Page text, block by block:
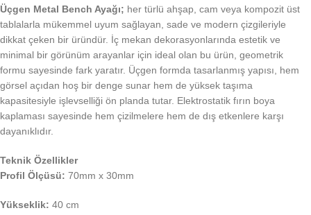
Üçgen Metal Bench Ayağı; her türlü ahşap, cam veya kompozit üst
tablalarla mükemmel uyum sağlayan, sade ve modern çizgileriyle
dikkat çeken bir üründür. İç mekan dekorasyonlarında estetik ve
minimal bir görünüm arayanlar için ideal olan bu ürün, geometrik
formu sayesinde fark yaratır. Üçgen formda tasarlanmış yapısı, hem
görsel açıdan hoş bir denge sunar hem de yüksek taşıma
kapasitesiyle işlevselliği ön planda tutar. Elektrostatik fırın boya
kaplaması sayesinde hem çizilmelere hem de dış etkenlere karşı
dayanıklıdır.
Teknik Özellikler
Profil Ölçüsü: 70mm x 30mm
Yükseklik: 40 cm